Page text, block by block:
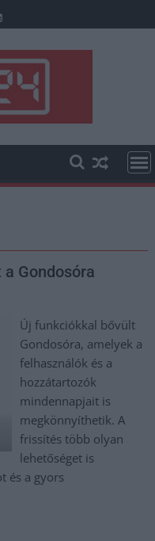
Gondosóra
Új funkciókkal bővült
Gondosóra, amelyek a
felhasználók és a
hozzátartozók
mindennapjait is
megkönnyíthetik. A
frissítés több olyan
lehetőséget is
és a gyors